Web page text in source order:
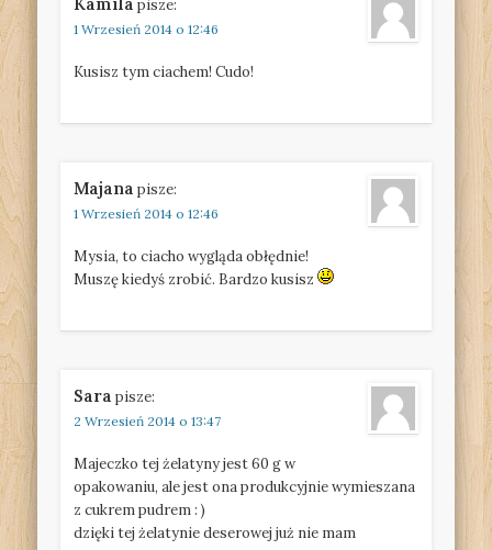
pisze:
1 Wrzesień 2014 o 12:46
Kusisz tym ciachem! Cudo!
Majana pisze:
1 Wrzesień 2014 o 12:46
Mysia, to ciacho wygląda obłędnie!
Muszę kiedyś zrobić. Bardzo kusisz
Sara pisze:
2 Wrzesień 2014 o 13:47
Majeczko tej żelatyny jest 60 g w
opakowaniu, ale jest ona produkcyjnie wymieszana
z cukrem pudrem : )
dzięki tej żelatynie deserowej już nie mam